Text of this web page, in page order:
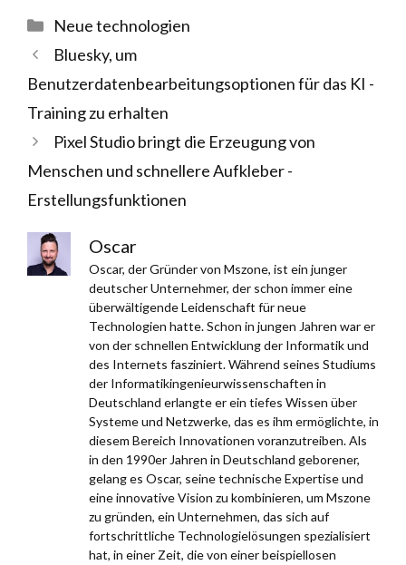
Kategorien
Neue technologien
Bluesky, um
Benutzerdatenbearbeitungsoptionen für das KI -
Training zu erhalten
Pixel Studio bringt die Erzeugung von
Menschen und schnellere Aufkleber -
Erstellungsfunktionen
Oscar
Oscar, der Gründer von Mszone, ist ein junger
deutscher Unternehmer, der schon immer eine
überwältigende Leidenschaft für neue
Technologien hatte. Schon in jungen Jahren war er
von der schnellen Entwicklung der Informatik und
des Internets fasziniert. Während seines Studiums
der Informatikingenieurwissenschaften in
Deutschland erlangte er ein tiefes Wissen über
Systeme und Netzwerke, das es ihm ermöglichte, in
diesem Bereich Innovationen voranzutreiben. Als
in den 1990er Jahren in Deutschland geborener,
gelang es Oscar, seine technische Expertise und
eine innovative Vision zu kombinieren, um Mszone
zu gründen, ein Unternehmen, das sich auf
fortschrittliche Technologielösungen spezialisiert
hat, in einer Zeit, die von einer beispiellosen